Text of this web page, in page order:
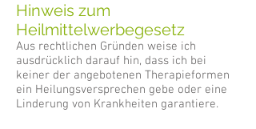
Hinweis zum
Heilmittelwerbegesetz
Aus rechtlichen Gründen weise ich
ausdrücklich darauf hin, dass ich bei
keiner der angebotenen Therapieformen
ein Heilungsversprechen gebe oder eine
Linderung von Krankheiten garantiere.